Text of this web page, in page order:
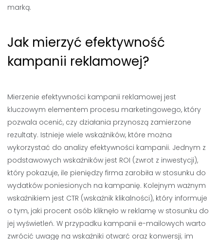
marką.
Jak mierzyć efektywność
kampanii reklamowej?
Mierzenie efektywności kampanii reklamowej jest
kluczowym elementem procesu marketingowego, który
pozwala ocenić, czy działania przynoszą zamierzone
rezultaty. Istnieje wiele wskaźników, które można
wykorzystać do analizy efektywności kampanii. Jednym z
podstawowych wskaźników jest ROI (zwrot z inwestycji),
który pokazuje, ile pieniędzy firma zarobiła w stosunku do
wydatków poniesionych na kampanię. Kolejnym ważnym
wskaźnikiem jest CTR (wskaźnik klikalności), który informuje
o tym, jaki procent osób kliknęło w reklamę w stosunku do
jej wyświetleń. W przypadku kampanii e-mailowych warto
zwrócić uwagę na wskaźniki otwarć oraz konwersji; im